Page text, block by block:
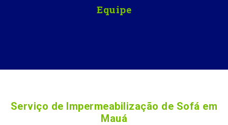
Equipe
Serviço de Impermeabilização de Sofá em
Mauá